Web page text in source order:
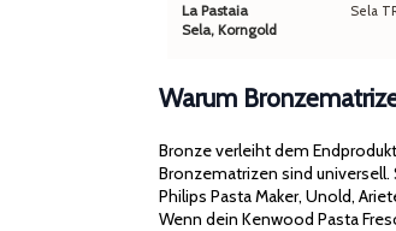
La Pastaia
Sela, Korngold
Sela
Warum
Bronze verleiht dem
Bronzematrizen sind
Philips Pasta Maker, Unold,
Wenn dein Kenwood Pasta